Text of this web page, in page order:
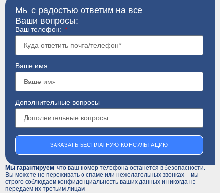
Мы с радостью ответим на все
Ваши вопросы:
Ваш телефон:
Ваше имя
Дополнительные вопросы
ЗАКАЗАТЬ БЕСПЛАТНУЮ КОНСУЛЬТАЦИЮ
Мы гарантируем, что ваш номер телефона останется в безопасности.
Вы можете не переживать о спаме или нежелательных звонках – мы
строго соблюдаем конфиденциальность ваших данных и никогда не
передаем их третьим лицам